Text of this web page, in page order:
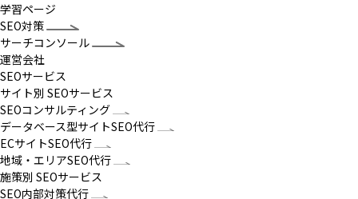
学習ページ
SEO対策
サーチコンソール
運営会社
SEOサービス
サイト別 SEOサービス
SEOコンサルティング
データベース型サイトSEO代行
ECサイトSEO代行
地域・エリアSEO代行
施策別 SEOサービス
SEO内部対策代行